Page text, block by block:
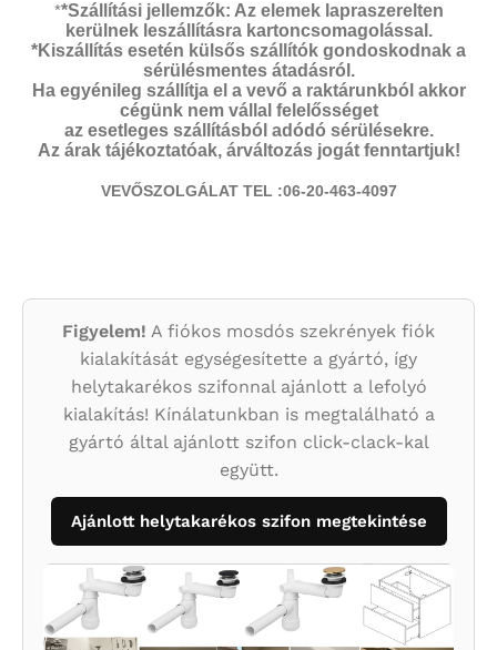
**Szállítási jellemzők: Az elemek lapraszerelten
kerülnek leszállításra kartoncsomagolással.
*Kiszállítás esetén külsős szállítók gondoskodnak a
sérülésmentes átadásról.
Ha egyénileg szállítja el a vevő a raktárunkból akkor
cégünk nem vállal felelősséget
az esetleges szállításból adódó sérülésekre.
Az árak tájékoztatóak, árváltozás jogát fenntartjuk!
VEVŐSZOLGÁLAT TEL :06-20-463-4097
Figyelem! A fiókos mosdós szekrények fiók
kialakítását egységesítette a gyártó, így
helytakarékos szifonnal ajánlott a lefolyó
kialakítás! Kínálatunkban is megtalálható a
gyártó által ajánlott szifon click-clack-kal
együtt.
Ajánlott helytakarékos szifon megtekintése